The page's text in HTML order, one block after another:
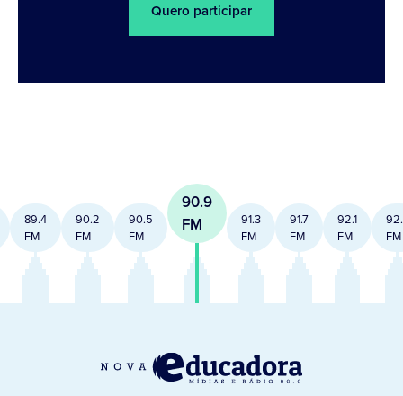
Quero participar
89.4
FM
90.2
FM
90.5
FM
90.9
FM
91.3
FM
91.7
FM
92.1
FM
FM